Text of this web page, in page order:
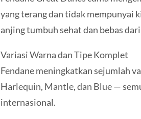
yang terang dan tidak mempunyai
anjing tumbuh sehat dan bebas
Variasi Warna dan Tipe Komplet
Fendane meningkatkan sejumlah
Harlequin, Mantle, dan Blue —
internasional.